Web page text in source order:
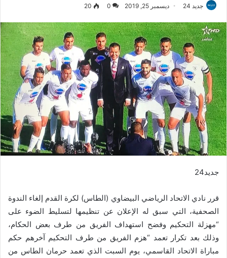
جديد 24 ديسمبر 25, 2019 0
20
جديد24
قرر نادي الاتحاد الرياضي البيضاوي (الطاس) لكرة القدم إلغاء الندوة
الصحفية، التي سبق له الإعلان عن تنظيمها لتسليط الضوء على
“مهزلة التحكيم وفضح استهداف الفريق من طرف بعض الحكام،
وذلك بعد تكرار تعمد “هزم الفريق من طرف التحكيم آخرهم حكم
مباراة الاتحاد القاسمي، يوم السبت الذي تعمد حرمان الطاس من